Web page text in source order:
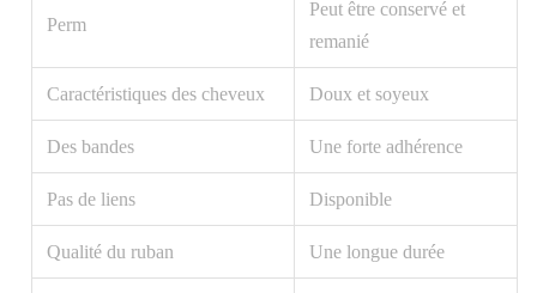
Perm
Peut être conservé et
remanié
Caractéristiques des cheveux Doux et soyeux
Des bandes Une forte adhérence
Pas de liens Disponible
Qualité du ruban Une longue durée